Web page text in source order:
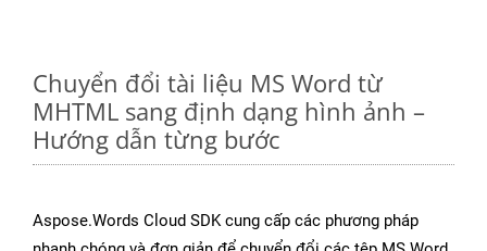
Chuyển đổi tài liệu MS Word từ
MHTML sang định dạng hình ảnh –
Hướng dẫn từng bước
Aspose.Words Cloud SDK cung cấp các phương pháp